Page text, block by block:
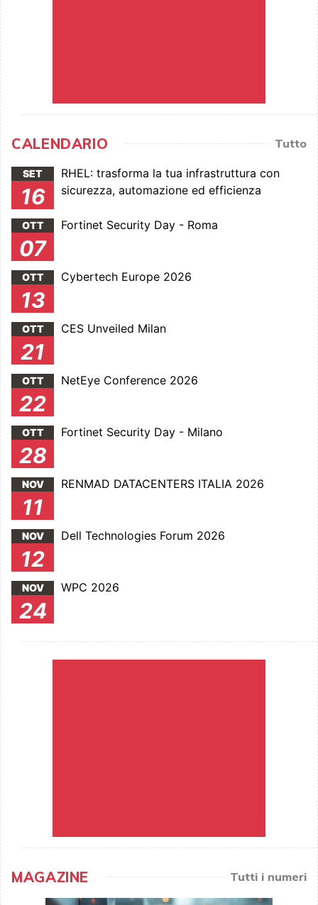
CALENDARIO Tutto
SET
16
RHEL: trasforma la tua infrastruttura con
sicurezza, automazione ed efficienza
OTT
07
Fortinet Security Day - Roma
OTT
13
Cybertech Europe 2026
OTT
21
CES Unveiled Milan
OTT
22
NetEye Conference 2026
OTT
28
Fortinet Security Day - Milano
NOV
11
RENMAD DATACENTERS ITALIA 2026
NOV
12
Dell Technologies Forum 2026
NOV
24
WPC 2026
MAGAZINE Tutti i numeri